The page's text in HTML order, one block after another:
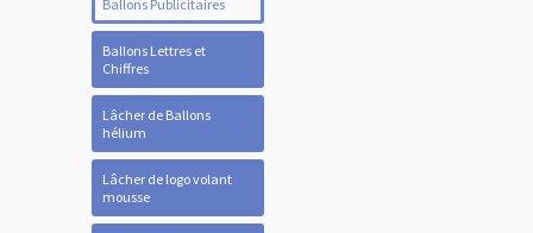
Ballons Publicitaires
Ballons Lettres et
Chiffres
Lâcher de Ballons
hélium
Lâcher de logo volant
mousse